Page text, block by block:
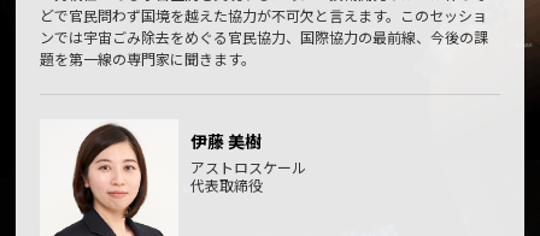
どで官民問わず国境を越えた協力が不可欠と言えます。このセッショ
ンでは宇宙ごみ除去をめぐる官民協力、国際協力の最前線、今後の課
題を第一線の専門家に聞きます。
伊藤 美樹
アストロスケール
代表取締役